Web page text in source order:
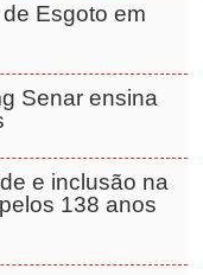
Esgoto em
Senar ensina
e inclusão na
138 anos